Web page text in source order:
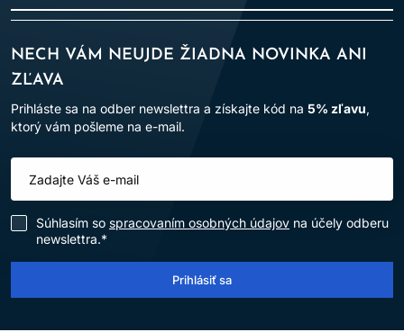
NECH VÁM NEUJDE ŽIADNA NOVINKA ANI
ZĽAVA
Prihláste sa na odber newslettra a získajte kód na 5% zľavu,
ktorý vám pošleme na e-mail.
Súhlasím so spracovaním osobných údajov na účely odberu
newslettra.*
Prihlásiť sa